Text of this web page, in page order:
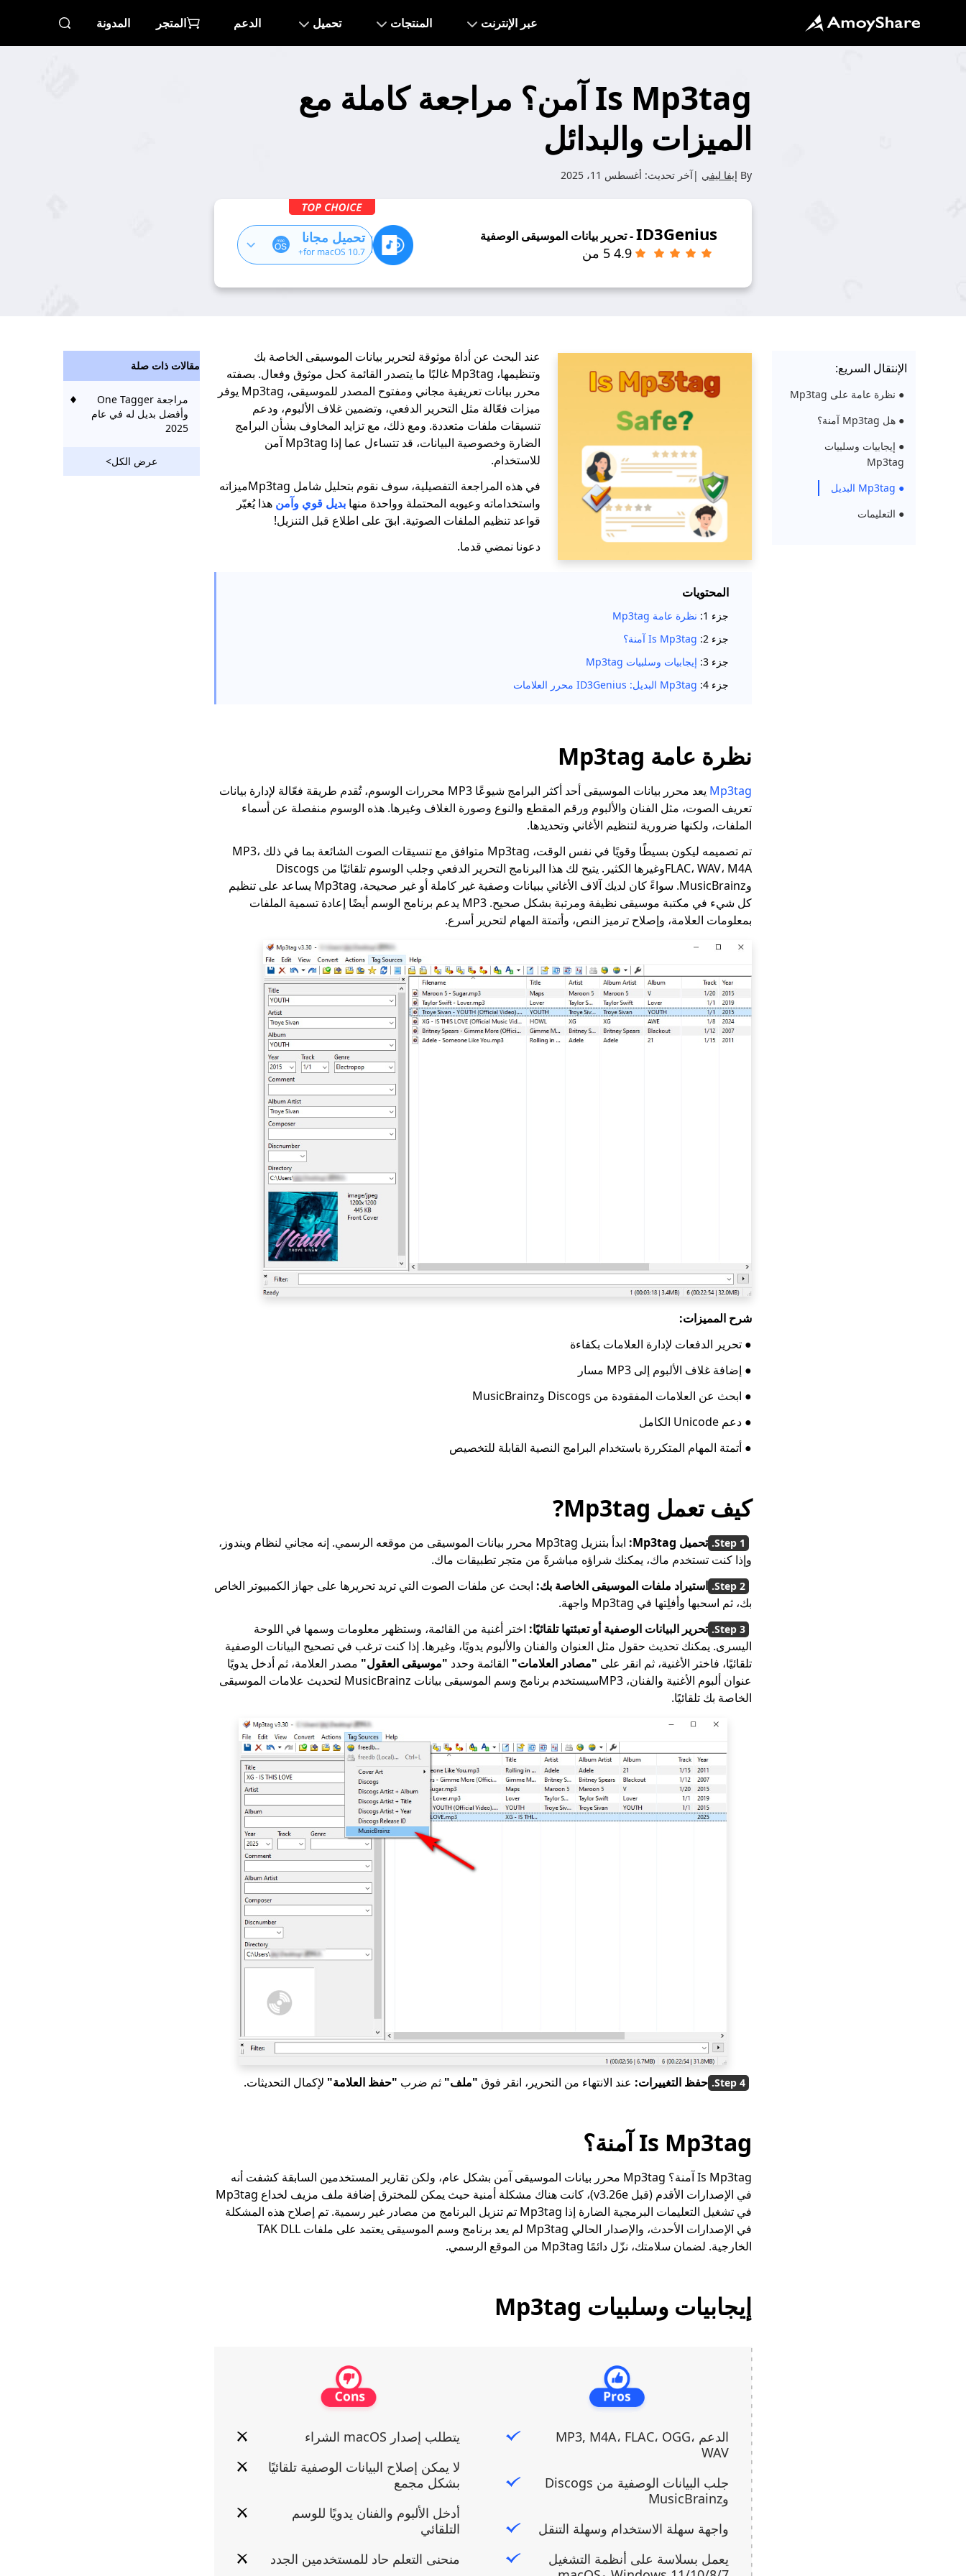
عبر الإنترنت المنتجات تحميل الدعم المتجر المدونة
Is Mp3tag آمن؟ مراجعة كاملة مع
الميزات والبدائل
By إيفا ليفي |آخر تحديث: أغسطس 11، 2025
ID3Genius- تحرير بيانات الموسيقى الوصفية تحميل مجانا
for macOS 10.7+
عند البحث عن أداة موثوقة لتحرير بيانات الموسيقى الخاصة بك
وتنظيمها، Mp3tag غالبًا ما يتصدر القائمة كحل موثوق وفعال. بصفته
محرر بيانات تعريفية مجاني ومفتوح المصدر للموسيقى، Mp3tag يوفر
ميزات فعّالة مثل التحرير الدفعي، وتضمين غلاف الألبوم، ودعم
تنسيقات ملفات متعددة. ومع ذلك، مع تزايد المخاوف بشأن البرامج
الضارة وخصوصية البيانات، قد تتساءل عما إذا Mp3tag آمن
للاستخدام.
في هذه المراجعة التفصيلية، سوف نقوم بتحليل شامل Mp3tagميزاته
واستخداماته وعيوبه المحتملة وواحدة منها بديل قوي وآمن هذا يُغيّر
قواعد تنظيم الملفات الصوتية. ابقَ على اطلاع قبل التنزيل!
دعونا نمضي قدما.
المحتويات
جزء 1:
نظرة عامة Mp3tag
جزء 2:
Is Mp3tag آمنة؟
جزء 3:
إيجابيات وسلبيات Mp3tag
جزء 4:
Mp3tag البديل: ID3Genius محرر العلامات
نظرة عامة Mp3tag
Mp3tag
يعد محرر بيانات الموسيقى أحد أكثر البرامج شيوعًا MP3 محررات الوسوم، تُقدم طريقة فعّالة لإدارة بيانات
تعريف الصوت، مثل الفنان والألبوم ورقم المقطع والنوع وصورة الغلاف وغيرها. هذه الوسوم منفصلة عن أسماء
الملفات، ولكنها ضرورية لتنظيم الأغاني وتحديدها.
تم تصميمه ليكون بسيطًا وقويًا في نفس الوقت، Mp3tag متوافق مع تنسيقات الصوت الشائعة بما في ذلك MP3،
FLAC، WAV، M4Aوغيرها الكثير. يتيح لك هذا البرنامج التحرير الدفعي وجلب الوسوم تلقائيًا من Discogs
وMusicBrainz. سواءً كان لديك آلاف الأغاني ببيانات وصفية غير كاملة أو غير صحيحة، Mp3tag يساعد على تنظيم
كل شيء في مكتبة موسيقى نظيفة ومرتبة بشكل صحيح. MP3 يدعم برنامج الوسم أيضًا إعادة تسمية الملفات
بمعلومات العلامة، وإصلاح ترميز النص، وأتمتة المهام لتحرير أسرع.
شرح المميزات:
● تحرير الدفعات لإدارة العلامات بكفاءة
● إضافة غلاف الألبوم إلى MP3 مسار
● ابحث عن العلامات المفقودة من Discogs وMusicBrainz
● دعم Unicode الكامل
● أتمتة المهام المتكررة باستخدام البرامج النصية القابلة للتخصيص
كيف تعمل Mp3tag?
تحميل Mp3tag:
ابدأ بتنزيل Mp3tag محرر بيانات الموسيقى من موقعه الرسمي. إنه مجاني لنظام ويندوز،
وإذا كنت تستخدم ماك، يمكنك شراؤه مباشرةً من متجر تطبيقات ماك.
استيراد ملفات الموسيقى الخاصة بك: ابحث عن ملفات الصوت التي تريد تحريرها على جهاز الكمبيوتر الخاص
بك، ثم اسحبها وأفلِتها في Mp3tag واجهة.
تحرير البيانات الوصفية أو تعبئتها تلقائيًا: اختر أغنية من القائمة، وستظهر معلومات وسمها في اللوحة
اليسرى. يمكنك تحديث حقول مثل العنوان والفنان والألبوم يدويًا، وغيرها. إذا كنت ترغب في تصحيح البيانات الوصفية
تلقائيًا، فاختر الأغنية، ثم انقر على "مصادر العلامات" القائمة وحدد "موسيقى العقول" مصدر العلامة، ثم أدخل يدويًا
عنوان ألبوم الأغنية والفنان، MP3سيستخدم برنامج وسم الموسيقى بيانات MusicBrainz لتحديث علامات الموسيقى
الخاصة بك تلقائيًا.
حفظ التغييرات: عند الانتهاء من التحرير، انقر فوق "ملف" ثم ضرب "حفظ العلامة" لإكمال التحديثات.
Is Mp3tag آمنة؟
Is Mp3tag آمنة؟ Mp3tag محرر بيانات الموسيقى آمن بشكل عام، ولكن تقارير المستخدمين السابقة كشفت أنه
في الإصدارات الأقدم (قبل v3.26e)، كانت هناك مشكلة أمنية حيث يمكن للمخترق إضافة ملف مزيف لخداع Mp3tag
في تشغيل التعليمات البرمجية الضارة إذا Mp3tag تم تنزيل البرنامج من مصادر غير رسمية. تم إصلاح هذه المشكلة
في الإصدارات الأحدث، والإصدار الحالي Mp3tag لم يعد برنامج وسم الموسيقى يعتمد على ملفات TAK DLL
الخارجية. لضمان سلامتك، نزّل دائمًا Mp3tag من الموقع الرسمي.
إيجابيات وسلبيات Mp3tag
الدعم MP3, M4A، FLAC، OGG،
WAV
جلب البيانات الوصفية من Discogs
وMusicBrainz
واجهة سهلة الاستخدام وسهلة التنقل
يعمل بسلاسة على أنظمة التشغيل
يتطلب إصدار macOS الشراء
لا يمكن إصلاح البيانات الوصفية تلقائيًا
بشكل مجمع
أدخل الألبوم والفنان يدويًا للوسم
التلقائي
منحنى التعلم حاد للمستخدمين الجدد
الإنتقال السريع:
● نظرة عامة على Mp3tag
● هل Mp3tag آمنة؟
● إيجابيات وسلبيات
Mp3tag
● Mp3tag البديل
● التعليمات
مقالات ذات صلة
مراجعة One Tagger
وأفضل بديل له في عام
2025
عرض الكل>